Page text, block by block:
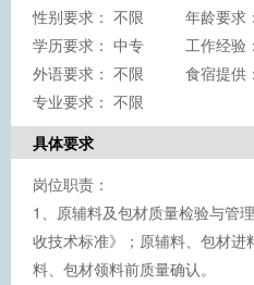
性别要求： 不限
年龄要求
学历要求： 中专
工作经验
外语要求： 不限
食宿提供
专业要求： 不限
具体要求
岗位职责：
1、原辅料及包材质量检验与管
收技术标准》；原辅料、包材
料、包材领料前质量确认。